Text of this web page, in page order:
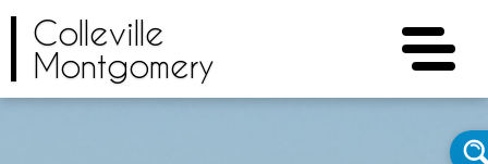
Colleville
Montgomery